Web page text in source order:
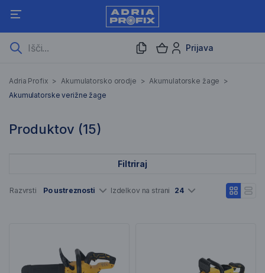
Prijava
Akumulatorske verižne
Adria Profix > Akumulatorsko orodje > Akumulatorske žage >
Akumulatorske verižne žage
Produktov (15)
15 Rezultati iskanja
Filtriraj
Seznam artiklov
Razvrsti Po ustreznosti Izdelkov na strani 24